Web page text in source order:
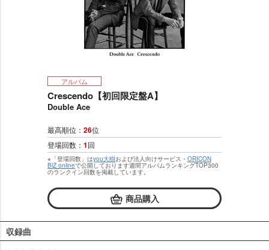
アルバム
Crescendo【初回限定盤A】
Double Ace
最高順位： 26位
登場回数： 1回
※「登場回数」はyou大樹および法人向けサービス・ ORICON
BiZ onlineで公開しております週間アルバムランキングTOP300
のランクイン回数を掲載しています。
商品購入
収録曲